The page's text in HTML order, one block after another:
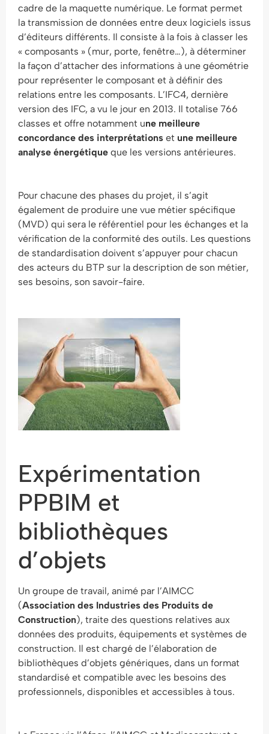
cadre de la maquette numérique. Le format permet
la transmission de données entre deux logiciels issus
d’éditeurs différents. Il consiste à la fois à classer les
« composants » (mur, porte, fenêtre…), à déterminer
la façon d’attacher des informations à une géométrie
pour représenter le composant et à définir des
relations entre les composants. L’IFC4, dernière
version des IFC, a vu le jour en 2013. Il totalise 766
classes et offre notamment une meilleure
concordance des interprétations et une meilleure
analyse énergétique que les versions antérieures.
Pour chacune des phases du projet, il s’agit
également de produire une vue métier spécifique
(MVD) qui sera le référentiel pour les échanges et la
vérification de la conformité des outils. Les questions
de standardisation doivent s’appuyer pour chacun
des acteurs du BTP sur la description de son métier,
ses besoins, son savoir-faire.
Expérimentation
PPBIM et
bibliothèques
d’objets
Un groupe de travail, animé par l’AIMCC
(Association des Industries des Produits de
Construction), traite des questions relatives aux
données des produits, équipements et systèmes de
construction. Il est chargé de l’élaboration de
bibliothèques d’objets génériques, dans un format
standardisé et compatible avec les besoins des
professionnels, disponibles et accessibles à tous.